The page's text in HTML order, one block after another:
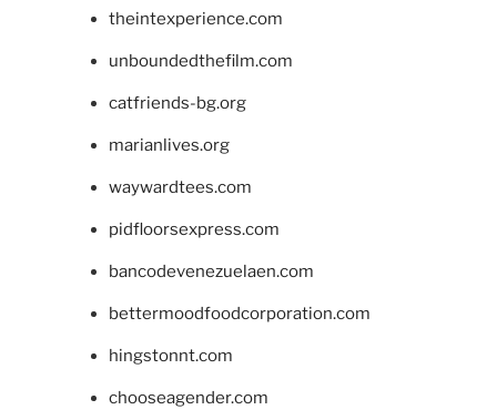
theintexperience.com
unboundedthefilm.com
catfriends-bg.org
marianlives.org
waywardtees.com
pidfloorsexpress.com
bancodevenezuelaen.com
bettermoodfoodcorporation.com
hingstonnt.com
chooseagender.com